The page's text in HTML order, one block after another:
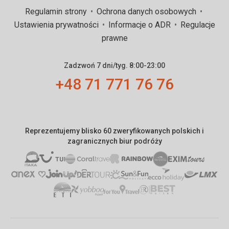
Regulamin strony
Ochrona danych osobowych
Ustawienia prywatności
Informacje o ADR
Regulacje
prawne
Zadzwoń 7 dni/tyg. 8:00-23:00
+48 71 771 76 76
Reprezentujemy blisko 60 zweryfikowanych polskich i
zagranicznych biur podróży